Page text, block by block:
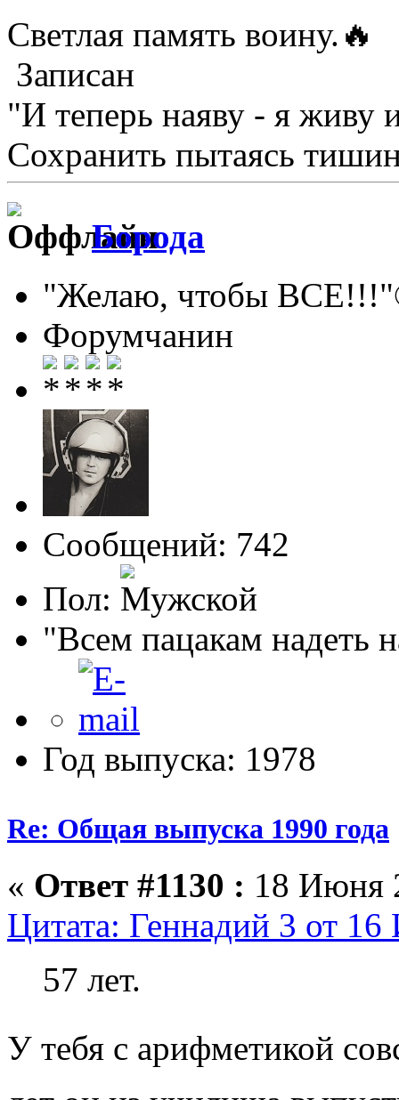
Светлая память воину.🔥
Записан
"И теперь наяву - я живу
Сохранить пытаясь
Борода
"Желаю, чтобы
Форумчанин
Сообщений: 742
Пол:
"Всем пацакам надеть
Год выпуска: 1978
Re: Общая выпуска 1990 года
« Ответ #1130 : 18 Июня
Цитата: Геннадий 3 от
57 лет.
У тебя с арифметикой